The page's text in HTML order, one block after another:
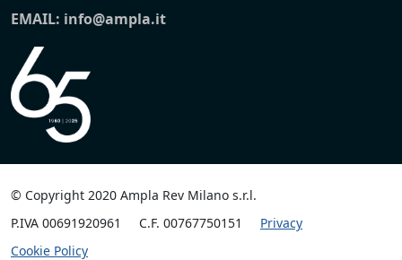
EMAIL: info@ampla.it
© Copyright 2020 Ampla Rev Milano s.r.l.
P.IVA 00691920961
C.F. 00767750151
Privacy
Cookie Policy